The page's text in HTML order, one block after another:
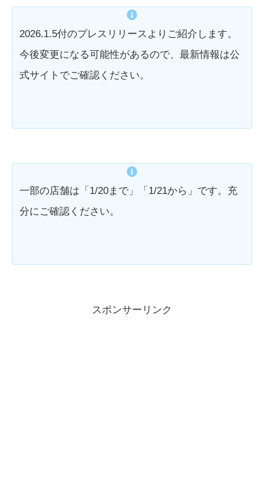
2026.1.5付のプレスリリースよりご紹介します。
今後変更になる可能性があるので、最新情報は公
式サイトでご確認ください。
一部の店舗は「1/20まで」「1/21から」です。充
分にご確認ください。
スポンサーリンク